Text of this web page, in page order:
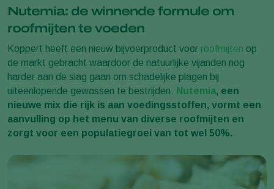
Nutemia: de winnende formule om
roofmijten te voeden
Koppert heeft een nieuw bijvoerproduct voor roofmijten op
de markt gebracht waardoor de natuurlijke vijanden nog
harder aan de slag gaan om schadelijke plagen bij
uiteenlopende gewassen te bestrijden. Nutemia, een
nieuwe mix die rijk is aan voedingsstoffen, vormt een
aanvulling op het menu van diverse roofmijten en
zorgt voor een populatiegroei van tot wel 50%.